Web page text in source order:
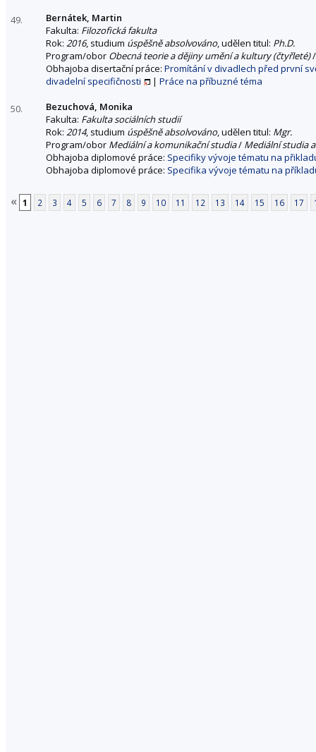
49.
Bernátek, Martin
Fakulta: Filozofická fakulta
Rok: 2016, studium úspěšně absolvováno, udělen titul: Ph.D.
Program/obor Obecná teorie a dějiny umění a kultury (čtyřleté)
Obhajoba disertační práce: Promítání v divadlech před první
divadelní specifičnosti
| Práce na příbuzné téma
50.
Bezuchová, Monika
Fakulta: Fakulta sociálních studií
Rok: 2014, studium úspěšně absolvováno, udělen titul: Mgr.
Program/obor Mediální a komunikační studia/ Mediální studia
Obhajoba diplomové práce: Specifiky vývoje tématu na
Obhajoba diplomové práce: Specifika vývoje tématu na
« 1 2 3 4 5 6 7 8 9 10 11 12 13 14 15 16 17